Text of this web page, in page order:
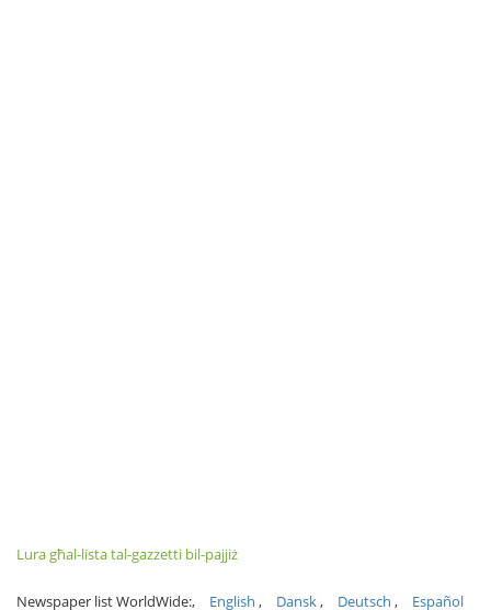
Lura għal-lista tal-gazzetti bil-pajjiż
Newspaper list WorldWide: English Dansk Deutsch Español